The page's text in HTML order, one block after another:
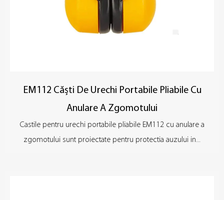
EM112 Căști De Urechi Portabile Pliabile Cu
Anulare A Zgomotului
Castile pentru urechi portabile pliabile EM112 cu anulare a
zgomotului sunt proiectate pentru protectia auzului in...